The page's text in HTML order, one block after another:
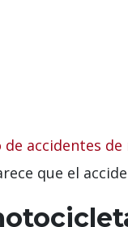
accidentes
que el